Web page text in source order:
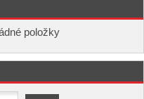
položky